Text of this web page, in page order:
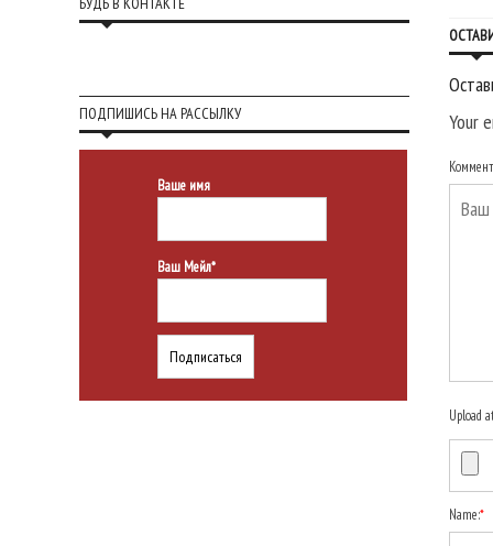
Your
Upload
Name:*
ПОДПИШИСЬ НА РАССЫЛКУ
Ваше имя
Ваш Мейл*